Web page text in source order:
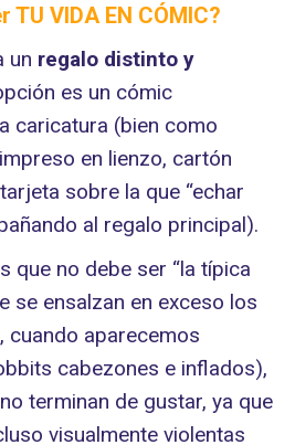
TU VIDA EN CÓMIC?
un regalo distinto y
es un cómic
caricatura (bien como
en lienzo, cartón
sobre la que “echar
al regalo principal).
que no debe ser “la típica
se ensalzan en exceso los
cuando aparecemos
cabezones e inflados),
terminan de gustar, ya que
visualmente violentas